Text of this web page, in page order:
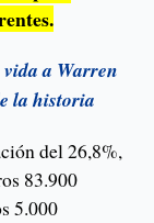
a Warren
la historia
del 26,8%,
83.900
5.000